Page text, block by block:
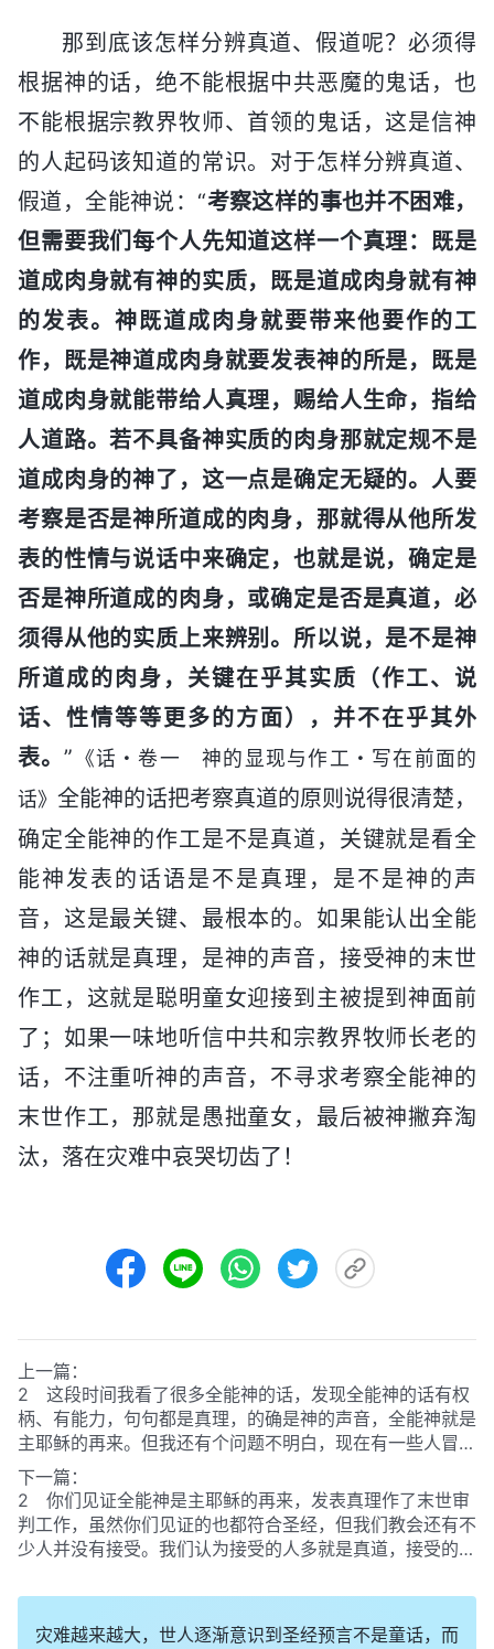
那到底该怎样分辨真道、假道呢？必须得
根据神的话，绝不能根据中共恶魔的鬼话，也
不能根据宗教界牧师、首领的鬼话，这是信神
的人起码该知道的常识。对于怎样分辨真道、
假道，全能神说：“考察这样的事也并不困难，
但需要我们每个人先知道这样一个真理：既是
道成肉身就有神的实质，既是道成肉身就有神
的发表。神既道成肉身就要带来他要作的工
作，既是神道成肉身就要发表神的所是，既是
道成肉身就能带给人真理，赐给人生命，指给
人道路。若不具备神实质的肉身那就定规不是
道成肉身的神了，这一点是确定无疑的。人要
考察是否是神所道成的肉身，那就得从他所发
表的性情与说话中来确定，也就是说，确定是
否是神所道成的肉身，或确定是否是真道，必
须得从他的实质上来辨别。所以说，是不是神
所道成的肉身，关键在乎其实质（作工、说
话、性情等等更多的方面），并不在乎其外
表。” 《话・卷一 神的显现与作工・写在前面的
话》 全能神的话把考察真道的原则说得很清楚，
确定全能神的作工是不是真道，关键就是看全
能神发表的话语是不是真理，是不是神的声
音，这是最关键、最根本的。如果能认出全能
神的话就是真理，是神的声音，接受神的末世
作工，这就是聪明童女迎接到主被提到神面前
了；如果一味地听信中共和宗教界牧师长老的
话，不注重听神的声音，不寻求考察全能神的
末世作工，那就是愚拙童女，最后被神撇弃淘
汰，落在灾难中哀哭切齿了！
上一篇：
2 这段时间我看了很多全能神的话，发现全能神的话有权
柄、有能力，句句都是真理，的确是神的声音，全能神就是
主耶稣的再来。但我还有个问题不明白，现在有一些人冒充
主耶稣的再来，他们也说了一些话，有的还编成了书，还有
一些人受迷惑跟随他们，对于这些假基督说的话该怎么分辨
呢？
下一篇：
2 你们见证全能神是主耶稣的再来，发表真理作了末世审
判工作，虽然你们见证的也都符合圣经，但我们教会还有不
少人并没有接受。我们认为接受的人多就是真道，接受的人
灾难越来越大，世人逐渐意识到圣经预言不是童话，而